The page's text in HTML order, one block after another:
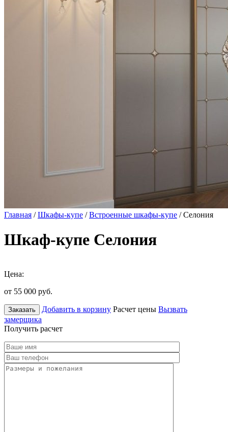
Главная /Шкафы-купе /Встроенные шкафы-купе / Селония
Шкаф-купе Селония
Цена:
от 55 000 руб.
Заказать Добавить в корзину Расчет цены Вызвать
замерщика
Получить расчет